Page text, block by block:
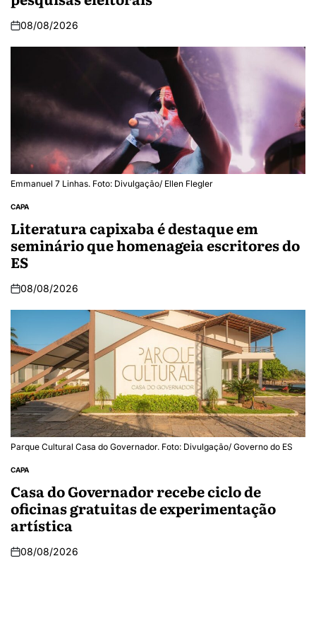
08/08/2026
Emmanuel 7 Linhas. Foto: Divulgação/ Ellen Flegler
CAPA
Literatura capixaba é destaque em
seminário que homenageia escritores do
ES
08/08/2026
Parque Cultural Casa do Governador. Foto: Divulgação/ Governo do ES
CAPA
Casa do Governador recebe ciclo de
oficinas gratuitas de experimentação
artística
08/08/2026